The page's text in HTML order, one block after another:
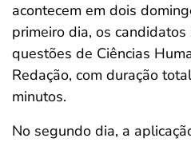
acontecem em dois
primeiro dia, os
questões de Ciências
Redação, com duração
minutos.
No segundo dia, a